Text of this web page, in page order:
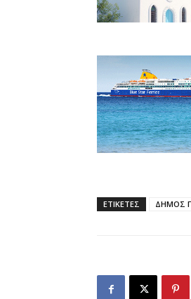
ΕΤΙΚΕΤΕΣ ΔΗΜΟΣ